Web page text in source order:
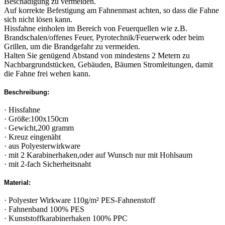
Auf korrekte Befestigung am Fahnenmast achten, so dass die Fahne
sich nicht lösen kann.
Hissfahne einholen im Bereich von Feuerquellen wie z.B.
Brandschalen/offenes Feuer, Pyrotechnik/Feuerwerk oder beim
Grillen, um die Brandgefahr zu vermeiden.
Halten Sie genügend Abstand von mindestens 2 Metern zu
Nachbargrundstücken, Gebäuden, Bäumen Stromleitungen, damit
die Fahne frei wehen kann.
Beschreibung:
· Hissfahne
· Größe:100x150cm
· Gewicht,200 gramm
· Kreuz eingenäht
· aus Polyesterwirkware
· mit 2 Karabinerhaken,oder auf Wunsch nur mit Hohlsaum
· mit 2-fach Sicherheitsnaht
Material:
· Polyester Wirkware 110g/m² PES-Fahnenstoff
· Fahnenband 100% PES
· Kunststoffkarabinerhaken 100% PPC